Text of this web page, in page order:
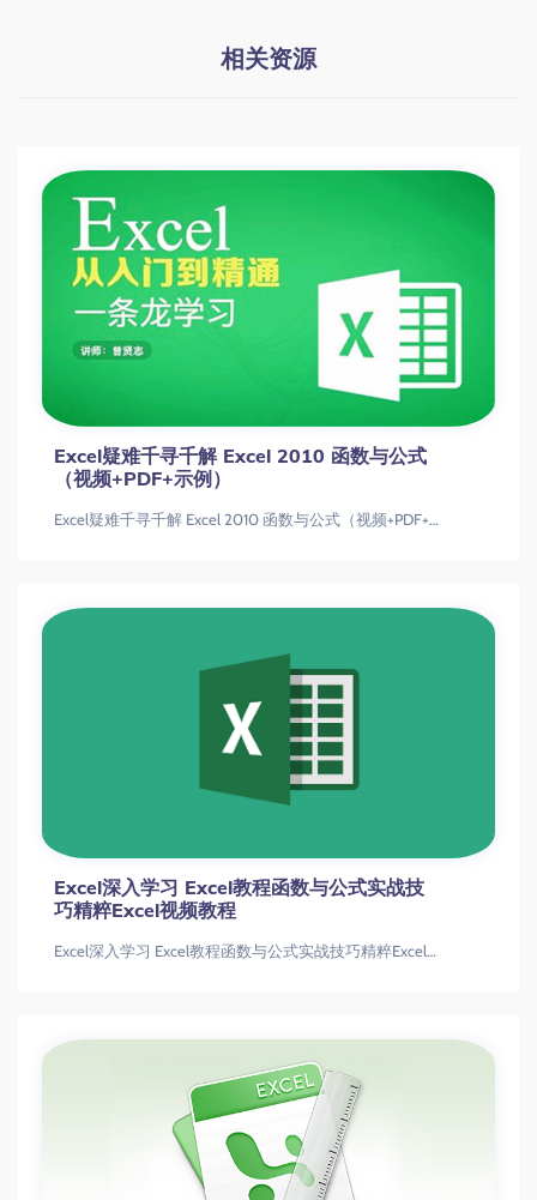
相关资源
Excel疑难千寻千解 Excel 2010 函数与公式
（视频+PDF+示例）
Excel疑难千寻千解 Excel 2010 函数与公式（视频+PDF+示例）
Excel深入学习 Excel教程函数与公式实战技
巧精粹Excel视频教程
Excel深入学习 Excel教程函数与公式实战技巧精粹Excel视频教程